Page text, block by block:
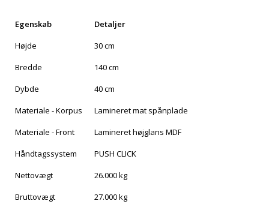
Egenskab
Detaljer
Højde
30 cm
Bredde
140 cm
Dybde
40 cm
Materiale - Korpus
Lamineret mat spånplade
Materiale - Front
Lamineret højglans MDF
Håndtagssystem
PUSH CLICK
Nettovægt
26.000 kg
Bruttovægt
27.000 kg